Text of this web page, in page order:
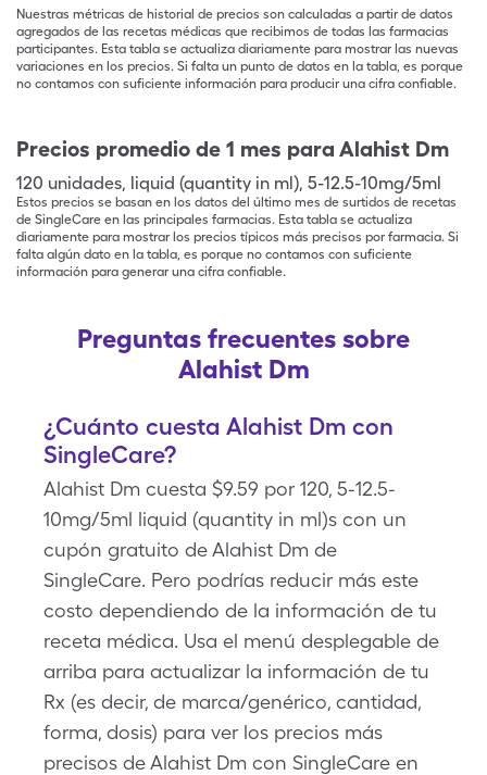
Nuestras métricas de historial de precios son calculadas a partir de datos
agregados de las recetas médicas que recibimos de todas las farmacias
participantes. Esta tabla se actualiza diariamente para mostrar las nuevas
variaciones en los precios. Si falta un punto de datos en la tabla, es porque
no contamos con suficiente información para producir una cifra confiable.
Precios promedio de 1 mes para Alahist Dm
120 unidades, liquid (quantity in ml), 5-12.5-10mg/5ml
Estos precios se basan en los datos del último mes de surtidos de recetas
de SingleCare en las principales farmacias. Esta tabla se actualiza
diariamente para mostrar los precios típicos más precisos por farmacia. Si
falta algún dato en la tabla, es porque no contamos con suficiente
información para generar una cifra confiable.
Preguntas frecuentes sobre
Alahist Dm
¿Cuánto cuesta Alahist Dm con
SingleCare?
Alahist Dm cuesta $9.59 por 120, 5-12.5-
10mg/5ml liquid (quantity in ml)s con un
cupón gratuito de Alahist Dm de
SingleCare. Pero podrías reducir más este
costo dependiendo de la información de tu
receta médica. Usa el menú desplegable de
arriba para actualizar la información de tu
Rx (es decir, de marca/genérico, cantidad,
forma, dosis) para ver los precios más
precisos de Alahist Dm con SingleCare en